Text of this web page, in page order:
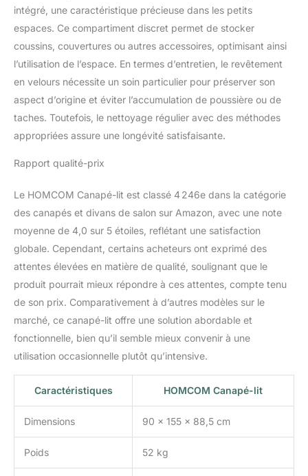
d'eucalyptus assure une
grande stabilité et une
jusqu'à 200 kg. Les
pieds en plastique du
canapé lit protègent
efficacement votre sol
canapé un meuble sûr
dans votre maison.
x 90 x 88,5 x 88,5 cm -
Charge maximale : 200
kg.
intégré, une caractéristique précieuse dans les petits
espaces. Ce compartiment discret permet de stocker
coussins, couvertures ou autres accessoires, optimisant ainsi
l’utilisation de l’espace. En termes d’entretien, le revêtement
en velours nécessite un soin particulier pour préserver son
aspect d’origine et éviter l’accumulation de poussière ou de
taches. Toutefois, le nettoyage régulier avec des méthodes
appropriées assure une longévité satisfaisante.
Rapport qualité-prix
Le HOMCOM Canapé-lit est classé 4 246e dans la catégorie
des canapés et divans de salon sur Amazon, avec une note
moyenne de 4,0 sur 5 étoiles, reflétant une satisfaction
globale. Cependant, certains acheteurs ont exprimé des
attentes élevées en matière de qualité, soulignant que le
produit pourrait mieux répondre à ces attentes, compte tenu
de son prix. Comparativement à d’autres modèles sur le
marché, ce canapé-lit offre une solution abordable et
fonctionnelle, bien qu’il semble mieux convenir à une
utilisation occasionnelle plutôt qu’intensive.
Caractéristiques HOMCOM Canapé-lit
Dimensions 90 x 155 x 88,5 cm
Poids 52 kg